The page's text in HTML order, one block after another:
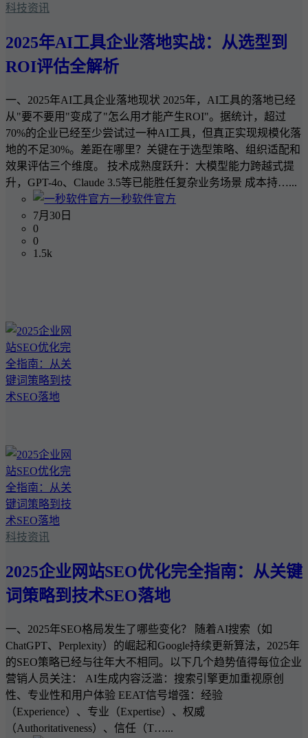
科技资讯
2025年AI工具企业落地实战：从选型到
ROI评估全解析
一、2025年AI工具企业落地现状 2025年，AI工具的落地已经
从"要不要用"变成了"怎么用才能产生ROI"。据统计，超过
70%的企业已经至少尝试过一种AI工具，但真正实现规模化落
地的不足30%。差距在哪里？关键在于选型策略、组织适配和
效果评估三个维度。 技术成熟度跃升：大模型能力跨越式提
升，GPT-4o、Claude 3.5等已能胜任复杂业务场景 成本持…...
一秒软件官方
7月30日
0
0
1.5k
科技资讯
2025企业网站SEO优化完全指南：从关键
词策略到技术SEO落地
一、2025年SEO格局发生了哪些变化？ 随着AI搜索（如
ChatGPT、Perplexity）的崛起和Google持续更新算法，2025年
的SEO策略已经与往年大不相同。以下几个趋势值得每位企业
营销人员关注： AI生成内容泛滥：搜索引擎更加重视原创
性、专业性和用户体验 EEAT信号增强：经验
（Experience）、专业（Expertise）、权威
（Authoritativeness）、信任（T…...